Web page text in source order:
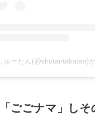
しゅーたん(@shutantakatan)